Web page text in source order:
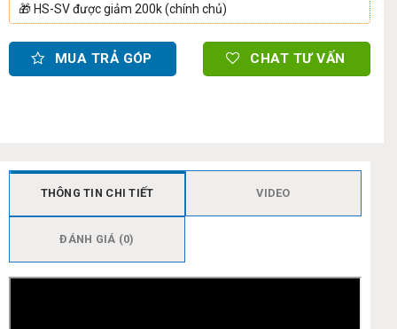
🎁 HS-SV được giảm 200k (chính chủ)
MUA TRẢ GÓP CHAT TƯ VẤN
THÔNG TIN CHI TIẾT VIDEO
ĐÁNH GIÁ (0)